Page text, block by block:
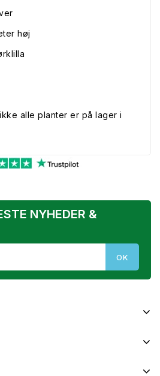
høj
alle planter er på lager i
NYHEDER &